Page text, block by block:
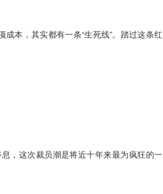
本，其实都有一条“生死线”。踏过这条红
，这次裁员潮是将近十年来最为疯狂的一